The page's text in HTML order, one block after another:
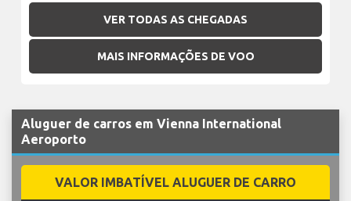
VER TODAS AS CHEGADAS
MAIS INFORMAÇÕES DE VOO
Aluguer de carros em Vienna International
Aeroporto
VALOR IMBATÍVEL ALUGUER DE CARRO